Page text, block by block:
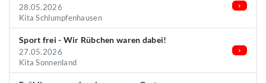
28.05.2026
Kita Schlumpfenhausen
Sport frei - Wir Rübchen waren dabei!
27.05.2026
Kita Sonnenland